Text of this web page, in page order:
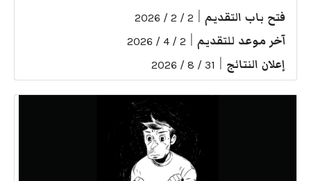
فتح باب التقديم 2 / 2 / 2026
آخر موعد للتقديم 2 / 4 / 2026
إعلان النتائج 31 / 8 / 2026